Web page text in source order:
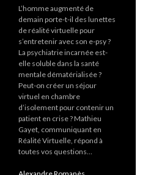
L’homme augmenté de
demain porte-t-il des lunettes
de réalité virtuelle pour
s’entretenir avec son e-psy ?
La psychiatrie incarnée est-
elle soluble dans la santé
mentale dématérialisée ?
Peut-on créer un séjour
virtuel en chambre
d’isolement pour contenir un
patient en crise ? Mathieu
Gayet, communiquant en
Réalité Virtuelle, répond à
toutes vos questions…